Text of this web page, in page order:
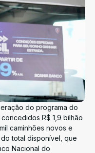
do programa do
R$ 1,9 bilhão
caminhões novos e
total disponível, que
Nacional do